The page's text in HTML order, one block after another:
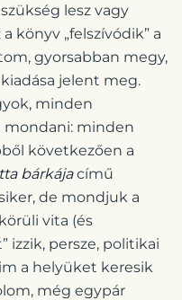
lesz vagy
könyv „felszívódik” a
gyorsabban megy,
jelent meg.
minden
mondani: minden
következően a
bárkájacímű
de mondjuk a
körüli vita (és
izzik, persze, politikai
a helyüket keresik
még egypár